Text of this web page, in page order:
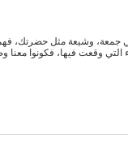
جمعة، وشيعة مثل حضرتك،
وقعت فيها، فكونوا معنا